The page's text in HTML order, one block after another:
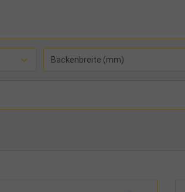
Backenbreite (mm)